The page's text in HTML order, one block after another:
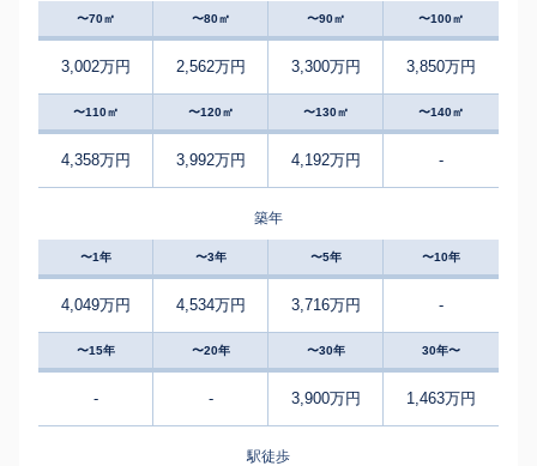
〜70㎡ 〜80㎡ 〜90㎡ 〜100㎡
3,002万円 2,562万円 3,300万円 3,850万円
〜110㎡ 〜120㎡ 〜130㎡ 〜140㎡
4,358万円 3,992万円 4,192万円 -
築年
〜1年 〜3年 〜5年 〜10年
4,049万円 4,534万円 3,716万円 -
〜15年 〜20年 〜30年 30年〜
- - 3,900万円 1,463万円
駅徒歩